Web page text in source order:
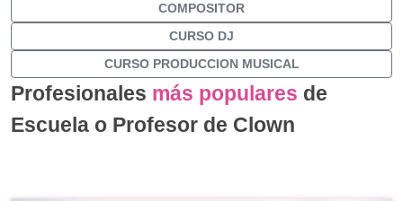
COMPOSITOR
CURSO DJ
CURSO PRODUCCION MUSICAL
Profesionales más populares de
Escuela o Profesor de Clown